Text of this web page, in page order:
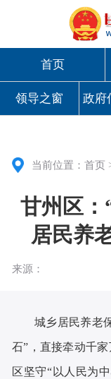
首页
领导之窗 政府
当前位置：首页
甘州区：
居民养
来源：
城乡居民养老
石”，直接牵动千
区坚守“以人民为